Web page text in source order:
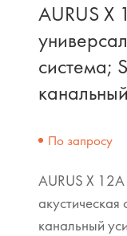
AURUS X
система;
По запросу
AURUS X
канальный